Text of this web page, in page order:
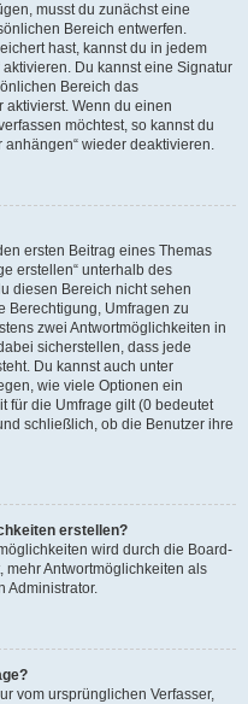
musst du zunächst eine
Bereich entwerfen.
hast, kannst du in jedem
Du kannst eine Signatur
Bereich das
Wenn du einen
möchtest, so kannst du
wieder deaktivieren.
ersten Beitrag eines Themas
erstellen“ unterhalb des
diesen Bereich nicht sehen
Berechtigung, Umfragen zu
zwei Antwortmöglichkeiten in
sicherstellen, dass jede
Du kannst auch unter
wie viele Optionen ein
für die Umfrage gilt (0 bedeutet
schließlich, ob die Benutzer ihre
erstellen?
wird durch die Board-
mehr Antwortmöglichkeiten als
Administrator.
vom ursprünglichen Verfasser,